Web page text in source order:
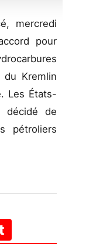
mercredi
pour
Kremlin
Les États-
décidé de
pétroliers